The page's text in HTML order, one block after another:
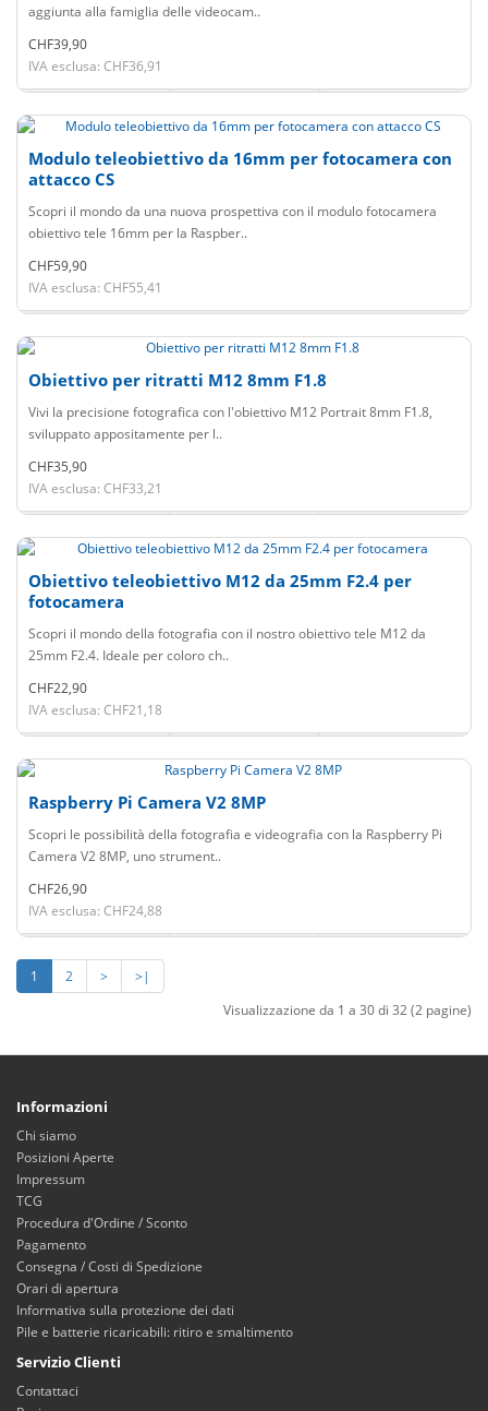
aggiunta alla famiglia delle videocam..
CHF39,90
IVA esclusa: CHF36,91
Modulo teleobiettivo da 16mm per fotocamera con
attacco CS
Scopri il mondo da una nuova prospettiva con il modulo fotocamera
obiettivo tele 16mm per la Raspber..
CHF59,90
IVA esclusa: CHF55,41
Obiettivo per ritratti M12 8mm F1.8
Vivi la precisione fotografica con l'obiettivo M12 Portrait 8mm F1.8,
sviluppato appositamente per l..
CHF35,90
IVA esclusa: CHF33,21
Obiettivo teleobiettivo M12 da 25mm F2.4 per
fotocamera
Scopri il mondo della fotografia con il nostro obiettivo tele M12 da
25mm F2.4. Ideale per coloro ch..
CHF22,90
IVA esclusa: CHF21,18
Raspberry Pi Camera V2 8MP
Scopri le possibilità della fotografia e videografia con la Raspberry Pi
Camera V2 8MP, uno strument..
CHF26,90
IVA esclusa: CHF24,88
1 2 >
>|
Visualizzazione da 1 a 30 di 32 (2 pagine)
Informazioni
Chi siamo
Posizioni Aperte
Impressum
TCG
Procedura d'Ordine / Sconto
Pagamento
Consegna / Costi di Spedizione
Orari di apertura
Informativa sulla protezione dei dati
Pile e batterie ricaricabili: ritiro e smaltimento
Servizio Clienti
Contattaci